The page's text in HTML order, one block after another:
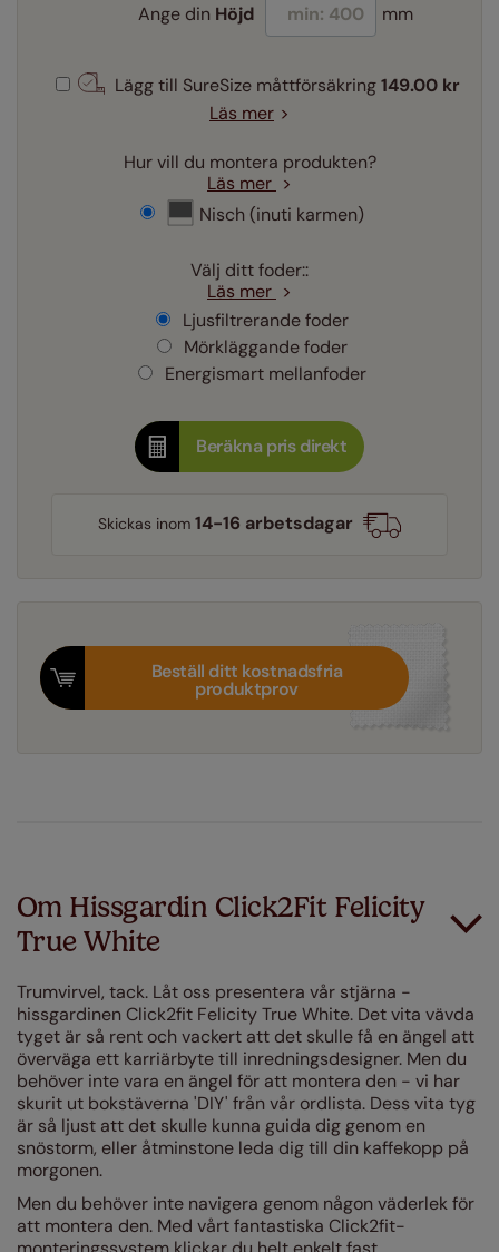
Ange din Höjd mm
Lägg till SureSize måttförsäkring 149.00 kr
Läs mer
Hur vill du montera produkten?
Läs mer
Nisch (inuti karmen)
Välj ditt foder::
Läs mer
Ljusfiltrerande foder
Mörkläggande foder
Energismart mellanfoder
Beräkna pris direkt
Skickas inom 14-16 arbetsdagar
Beställ ditt kostnadsfria
produktprov
Om Hissgardin Click2Fit Felicity
True White
Trumvirvel, tack. Låt oss presentera vår stjärna -
hissgardinen Click2fit Felicity True White. Det vita vävda
tyget är så rent och vackert att det skulle få en ängel att
överväga ett karriärbyte till inredningsdesigner. Men du
behöver inte vara en ängel för att montera den - vi har
skurit ut bokstäverna 'DIY' från vår ordlista. Dess vita tyg
är så ljust att det skulle kunna guida dig genom en
snöstorm, eller åtminstone leda dig till din kaffekopp på
morgonen.
Men du behöver inte navigera genom någon väderlek för
att montera den. Med vårt fantastiska Click2fit-